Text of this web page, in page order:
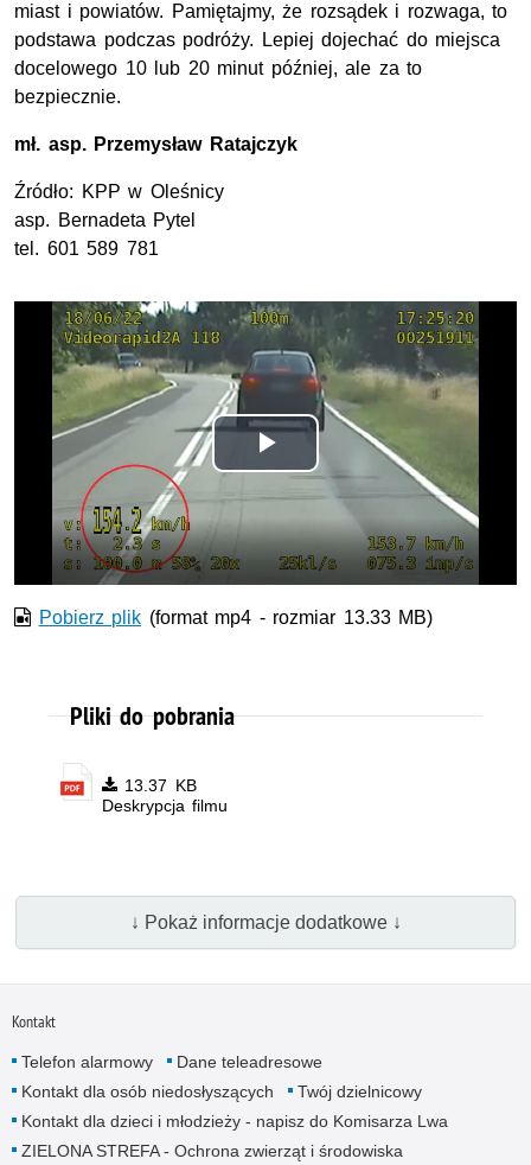
miast i powiatów. Pamiętajmy, że rozsądek i rozwaga, to
podstawa podczas podróży. Lepiej dojechać do miejsca
docelowego 10 lub 20 minut później, ale za to
bezpiecznie.
mł. asp.Przemysław Ratajczyk
Źródło: KPP w Oleśnicy
asp. Bernadeta Pytel
tel. 601 589 781
Opis filmu: Film
Odtwórz
wideo
Pobierz plik (format mp4 - rozmiar 13.33 MB)
Pliki do pobrania
13.37 KB
Deskrypcja filmu
↓ Pokaż informacje dodatkowe ↓
Kontakt
Telefon alarmowy
Dane teleadresowe
Kontakt dla osób niedosłyszących
Twój dzielnicowy
Kontakt dla dzieci i młodzieży - napisz do Komisarza Lwa
ZIELONA STREFA - Ochrona zwierząt i środowiska